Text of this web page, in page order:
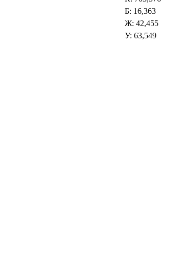
Б: 16,363
Ж: 42,455
У: 63,549